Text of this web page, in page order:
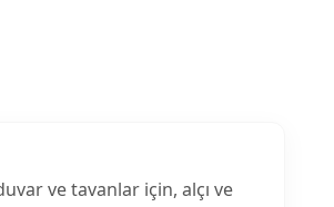
ve tavanlar için, alçı ve